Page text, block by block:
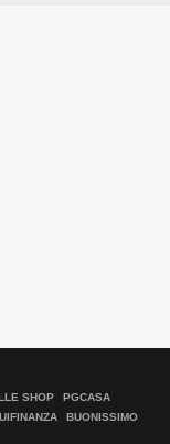
SHOP
PGCASA
BUONISSIMO